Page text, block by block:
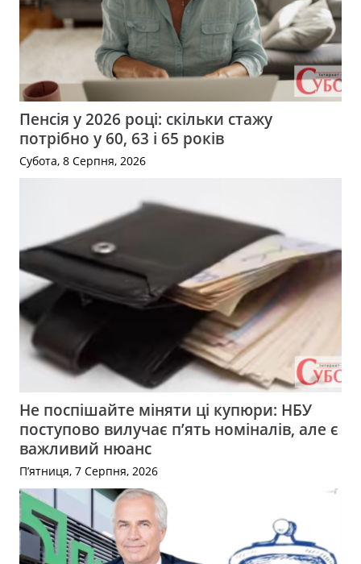
Пенсія у 2026 році: скільки стажу
потрібно у 60, 63 і 65 років
Субота, 8 Серпня, 2026
Не поспішайте міняти ці купюри: НБУ
поступово вилучає п’ять номіналів, але є
важливий нюанс
П’ятниця, 7 Серпня, 2026